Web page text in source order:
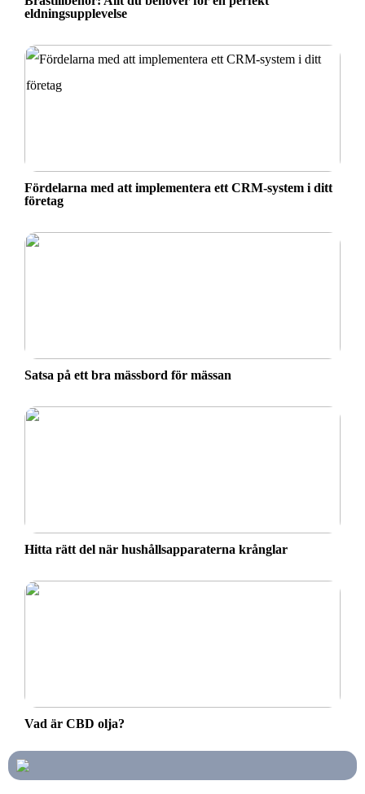
eldningsupplevelse
Fördelarna med att implementera ett CRM-system i ditt
företag
Satsa på ett bra mässbord för mässan
Hitta rätt del när hushållsapparaterna krånglar
Vad är CBD olja?